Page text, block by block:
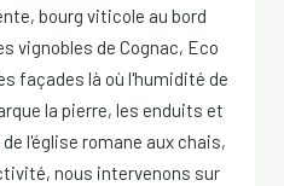
bourg viticole au bord
vignobles de Cognac, Eco
façades là où l'humidité de
la pierre, les enduits et
l'église romane aux chais,
nous intervenons sur